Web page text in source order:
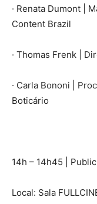
· Renata Dumont |
Content Brazil
· Thomas Frenk |
· Carla Bononi |
Boticário
14h – 14h45 |
Local: Sala